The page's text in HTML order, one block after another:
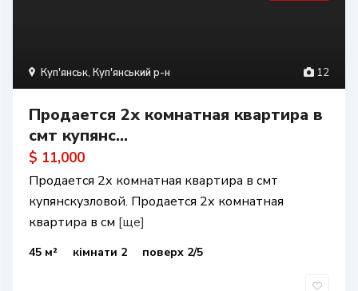
12
Куп'янськ, Куп'янський р-н
Продается 2х комнатная квартира в
смт купянс...
$ 11,000
Продается 2х комнатная квартира в смт
купянскузловой. Продается 2х комнатная
квартира в см [ще]
45 м² кімнати 2 поверх 2/5